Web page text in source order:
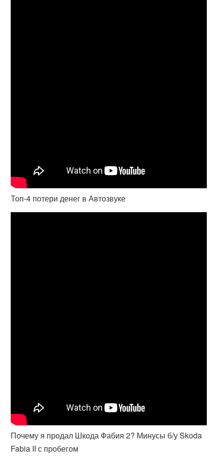
Топ-4 потери денег в Автозвуке
Почему я продал Шкода Фабия 2? Минусы б/у Skoda
Fabia II с пробегом